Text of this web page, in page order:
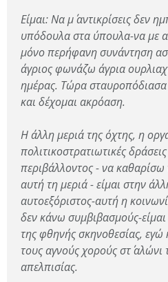
Είμαι: Να μ΄ αντικρίσεις δεν
υπόδουλα στα ύπουλα-να με
μόνο περήφανη συνάντηση
άγριος φωνάζω άγρια
ημέρας. Τώρα σταυροπόδιασα
και δέχομαι ακρόαση.
Η άλλη μεριά της όχτης, η
πολιτικοστρατιωτικές
περιβάλλοντος - να καθαρίσω
αυτή τη μεριά - είμαι στην
αυτοεξόριστος-αυτή η
δεν κάνω συμβιβασμούς-
της φθηνής σκηνοθεσίας, εγώ
τους αγνούς χορούς στ΄ αλώνι
απελπισίας.